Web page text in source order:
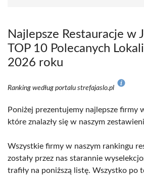
Najlepsze Restauracje w
TOP 10 Polecanych
2026 roku
Ranking według portalu strefajaslo.pl
Poniżej prezentujemy najlepsze firmy
które znalazły się w naszym
Wszystkie firmy w naszym rankingu
zostały przez nas starannie
trafiły na poniższą listę. Wszystko po